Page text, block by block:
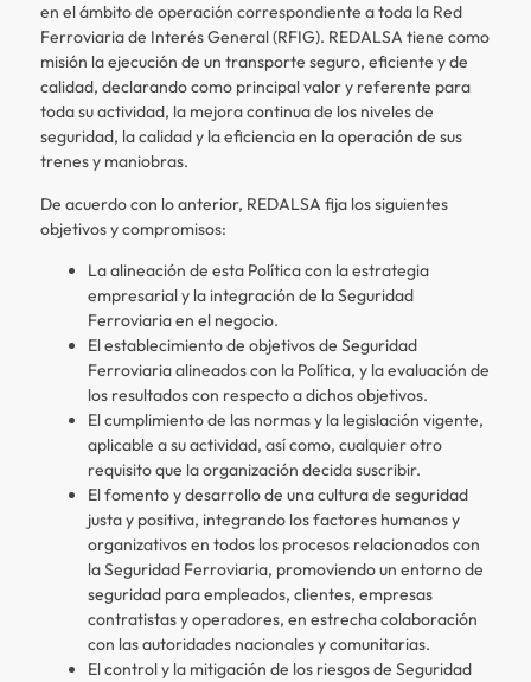
en el ámbito de operación correspondiente a toda la Red
Ferroviaria de Interés General (RFIG). REDALSA tiene como
misión la ejecución de un transporte seguro, eficiente y de
calidad, declarando como principal valor y referente para
toda su actividad, la mejora continua de los niveles de
seguridad, la calidad y la eficiencia en la operación de sus
trenes y maniobras.
De acuerdo con lo anterior, REDALSA fija los siguientes
objetivos y compromisos:
La alineación de esta Política con la estrategia
empresarial y la integración de la Seguridad
Ferroviaria en el negocio.
El establecimiento de objetivos de Seguridad
Ferroviaria alineados con la Política, y la evaluación de
los resultados con respecto a dichos objetivos.
El cumplimiento de las normas y la legislación vigente,
aplicable a su actividad, así como, cualquier otro
requisito que la organización decida suscribir.
El fomento y desarrollo de una cultura de seguridad
justa y positiva, integrando los factores humanos y
organizativos en todos los procesos relacionados con
la Seguridad Ferroviaria, promoviendo un entorno de
seguridad para empleados, clientes, empresas
contratistas y operadores, en estrecha colaboración
con las autoridades nacionales y comunitarias.
El control y la mitigación de los riesgos de Seguridad